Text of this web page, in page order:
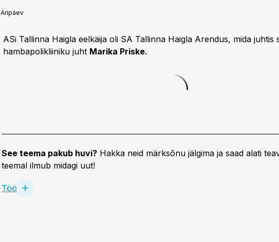
Äripäev
ASi Tallinna Haigla eelkäija oli SA Tallinna Haigla Arendus, mida juhtis
hambapolikliiniku juht Marika Priske.
See teema pakub huvi? Hakka neid märksõnu jälgima ja saad alati
teemal ilmub midagi uut!
Töö